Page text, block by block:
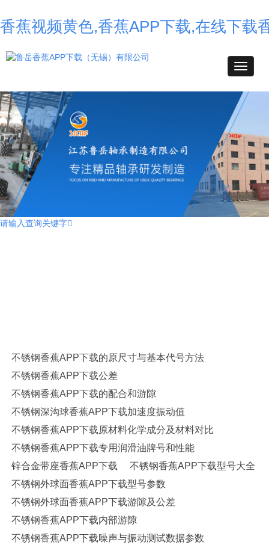
香蕉视频黄色,香蕉APP下载,在线下载
请输入查询关键字
不锈钢香蕉APP下载的原尺寸与基本代号方法
不锈钢香蕉APP下载公差
不锈钢香蕉APP下载的配合和游隙
不锈钢深沟球香蕉APP下载加速度振动值
不锈钢香蕉APP下载原材料化学成分及材料对比
不锈钢香蕉APP下载专用润滑油牌号和性能
锌合金带座香蕉APP下载
不锈钢香蕉APP下载型号大全
不锈钢外球面香蕉APP下载型号参数
不锈钢外球面香蕉APP下载游隙及公差
不锈钢香蕉APP下载内部游隙
不锈钢香蕉APP下载噪声与振动测试数据参数